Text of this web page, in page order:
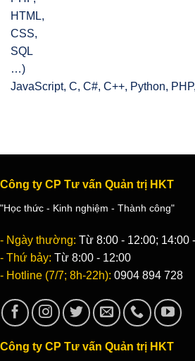
JavaScript, C, C#, C++, Python,
Công ty CP Tư vấn Quản trị HKT
"Học thức - Kinh nghiệm - Thành công"
- Ngày thường: Từ 8:00 - 12:00; 14:00
- Thứ bảy: Từ 8:00 - 12:00
- Hotline (7/7; 8h-22h): 0904 894 728
Công ty CP Tư vấn Quản trị HKT